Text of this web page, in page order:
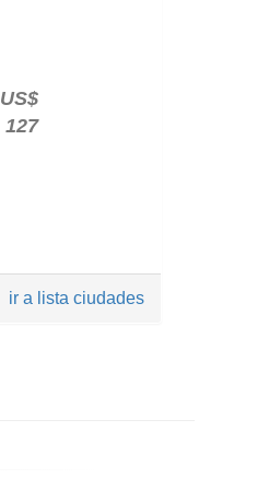
US$
127
ir a lista ciudades